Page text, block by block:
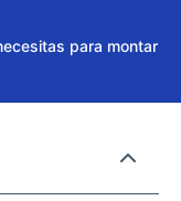
para montar